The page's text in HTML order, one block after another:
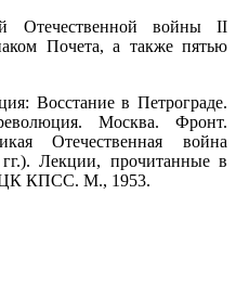
Отечественной войны II
Почета, а также пятью
Восстание в Петрограде.
Москва. Фронт.
Отечественная война
Лекции, прочитанные в
ЦК КПСС. М., 1953.